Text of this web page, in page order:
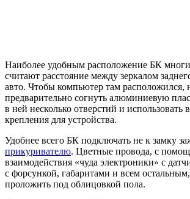
Наиболее удобным расположение БК
считают расстояние между зеркалом
авто. Чтобы компьютер там расположился,
предварительно согнуть алюминиевую
в ней несколько отверстий и использовать
крепления для устройства.
Удобнее всего БК подключать не к замку
прикуривателю. Цветные провода, с
взаимодействия «чуда электроники» с
с форсункой, габаритами и всем
проложить под облицовкой пола.